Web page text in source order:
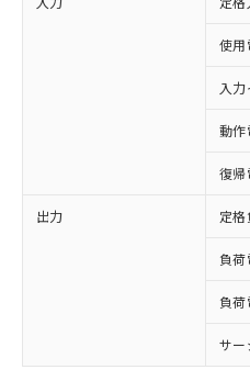
使用
入
動作
復帰
出力 定
負荷
負荷
サー
ご利用条件
以下の条件をお読み
ご利用ください。
対応済み：EU
非含有に対応した製
対応予定：EU RoHS
非含有に非対応の商
定はありません。